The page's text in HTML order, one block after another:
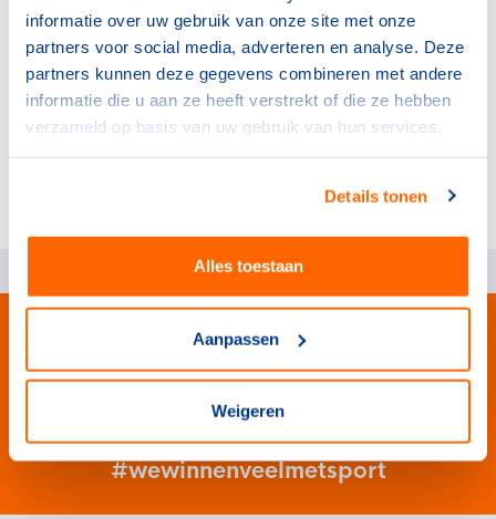
informatie over uw gebruik van onze site met onze
partners voor social media, adverteren en analyse. Deze
partners kunnen deze gegevens combineren met andere
informatie die u aan ze heeft verstrekt of die ze hebben
verzameld op basis van uw gebruik van hun services.
Details tonen
Alles toestaan
Aanpassen
Weigeren
vormgeving en uitvoering van het
preventieakkoord in de komende jaren.
Deelnemers
#wewinnenveelmetsport